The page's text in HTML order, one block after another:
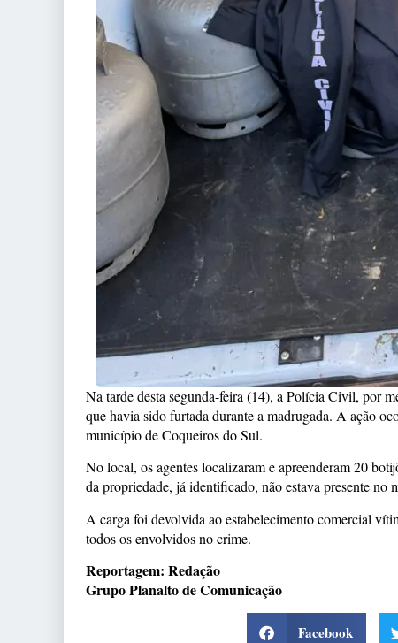
Na tarde desta segunda-feira (14), a Polícia Civil, por
que havia sido furtada durante a madrugada. A ação
município de Coqueiros do Sul.
No local, os agentes localizaram e apreenderam 20
da propriedade, já identificado, não estava presente no
A carga foi devolvida ao estabelecimento comercial
todos os envolvidos no crime.
Reportagem: Redação
Grupo Planalto de Comunicação
Facebook